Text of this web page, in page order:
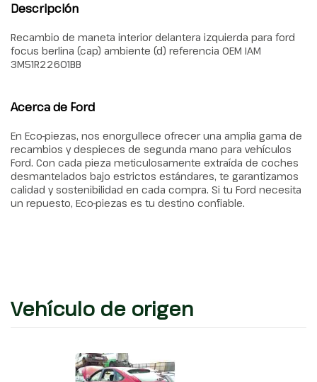
Descripción
Recambio de maneta interior delantera izquierda para ford
focus berlina (cap) ambiente (d) referencia OEM IAM
3M51R22601BB
Acerca de Ford
En Eco-piezas, nos enorgullece ofrecer una amplia gama de
recambios y despieces de segunda mano para vehículos
Ford. Con cada pieza meticulosamente extraída de coches
desmantelados bajo estrictos estándares, te garantizamos
calidad y sostenibilidad en cada compra. Si tu Ford necesita
un repuesto, Eco-piezas es tu destino confiable.
Vehículo de origen